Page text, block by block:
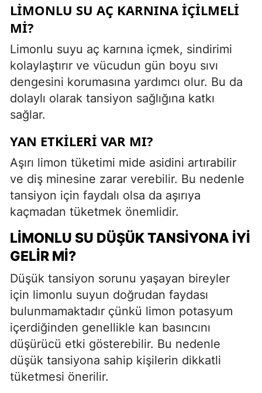
LIMONLU SU AÇ KARNINA İÇILMELI
MI?
Limonlu suyu aç karnına içmek, sindirimi
kolaylaştırır ve vücudun gün boyu sıvı
dengesini korumasına yardımcı olur. Bu da
dolaylı olarak tansiyon sağlığına katkı
sağlar.
YAN ETKILERI VAR MI?
Aşırı limon tüketimi mide asidini artırabilir
ve diş minesine zarar verebilir. Bu nedenle
tansiyon için faydalı olsa da aşırıya
kaçmadan tüketmek önemlidir.
LIMONLU SU DÜŞÜK TANSIYONA İYI
GELIR MI?
Düşük tansiyon sorunu yaşayan bireyler
için limonlu suyun doğrudan faydası
bulunmamaktadır çünkü limon potasyum
içerdiğinden genellikle kan basıncını
düşürücü etki gösterebilir. Bu nedenle
düşük tansiyona sahip kişilerin dikkatli
tüketmesi önerilir.